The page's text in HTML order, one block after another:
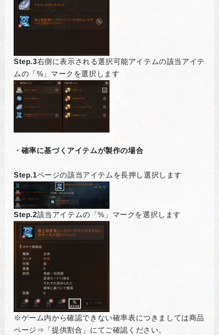
Step.3右側に表示される選択可能アイテムの該当アイテ
ムの「%」マークを選択します
・確率に基づくアイテムが製作の場合
Step.1ページの該当アイテムを長押し選択します
Step.2該当アイテムの「%」マークを選択します
※ゲーム内から確認できない確率表につきましては商品
ページ⇒「提供割合」にてご確認ください。